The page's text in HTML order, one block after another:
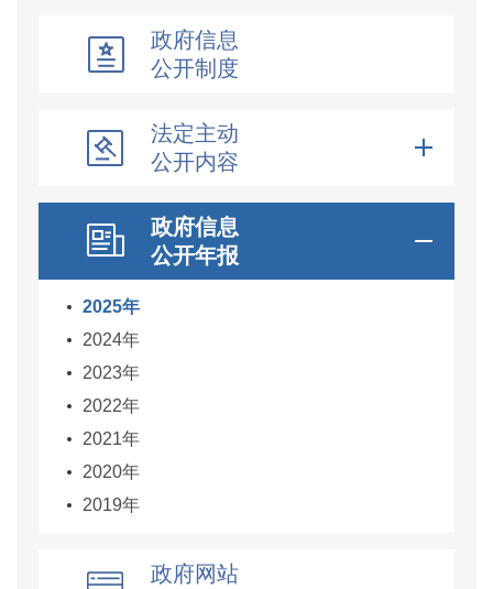
政府信息
公开制度
法定主动
公开内容
政府信息
公开年报
2025年
2024年
2023年
2022年
2021年
2020年
2019年
政府网站